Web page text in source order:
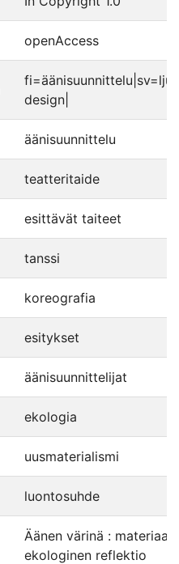
openAccess
design|
äänisuunnittelu
teatteritaide
esittävät taiteet
tanssi
koreografia
esitykset
äänisuunnittelijat
ekologia
uusmaterialismi
luontosuhde
Äänen värinä :
ekologinen reflektio